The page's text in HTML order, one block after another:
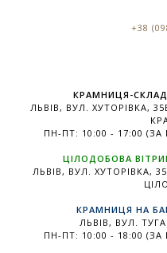
+38
КРАМНИЦЯ-СКЛАД
ЛЬВІВ, ВУЛ. ХУТОРІВКА,
ПН-ПТ: 10:00 - 17:00
ЦІЛОДОБОВА
ЛЬВІВ, ВУЛ. ХУТОРІВКА,
КРАМНИЦЯ НА
ЛЬВІВ, ВУЛ.
ПН-ПТ: 10:00 - 18:00